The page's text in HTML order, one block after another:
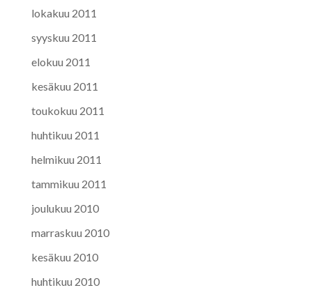
lokakuu 2011
syyskuu 2011
elokuu 2011
kesäkuu 2011
toukokuu 2011
huhtikuu 2011
helmikuu 2011
tammikuu 2011
joulukuu 2010
marraskuu 2010
kesäkuu 2010
huhtikuu 2010